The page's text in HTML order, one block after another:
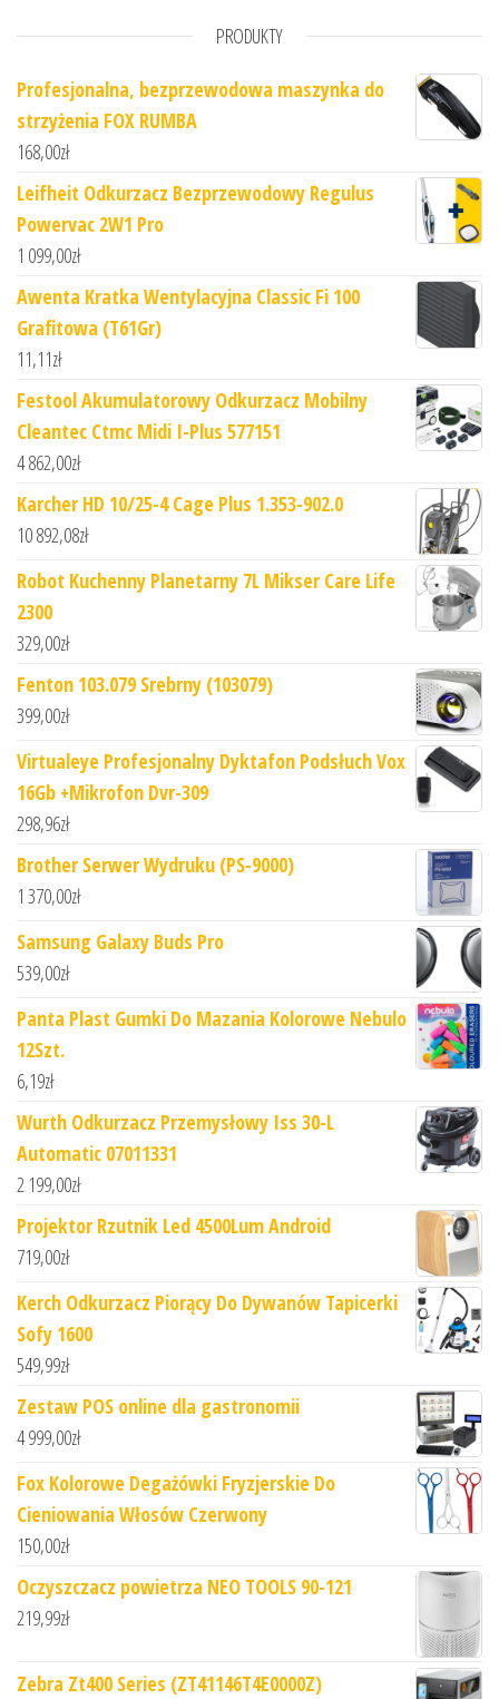
PRODUKTY
Profesjonalna, bezprzewodowa maszynka do
strzyżenia FOX RUMBA
168,00zł
Leifheit Odkurzacz Bezprzewodowy Regulus
Powervac 2W1 Pro
1 099,00zł
Awenta Kratka Wentylacyjna Classic Fi 100
Grafitowa (T61Gr)
11,11zł
Festool Akumulatorowy Odkurzacz Mobilny
Cleantec Ctmc Midi I-Plus 577151
4 862,00zł
Karcher HD 10/25-4 Cage Plus 1.353-902.0
10 892,08zł
Robot Kuchenny Planetarny 7L Mikser Care Life
2300
329,00zł
Fenton 103.079 Srebrny (103079)
399,00zł
Virtualeye Profesjonalny Dyktafon Podsłuch Vox
16Gb +Mikrofon Dvr-309
298,96zł
Brother Serwer Wydruku (PS-9000)
1 370,00zł
Samsung Galaxy Buds Pro
539,00zł
Panta Plast Gumki Do Mazania Kolorowe Nebulo
12Szt.
6,19zł
Wurth Odkurzacz Przemysłowy Iss 30-L
Automatic 07011331
2 199,00zł
Projektor Rzutnik Led 4500Lum Android
719,00zł
Kerch Odkurzacz Piorący Do Dywanów Tapicerki
Sofy 1600
549,99zł
Zestaw POS online dla gastronomii
4 999,00zł
Fox Kolorowe Degażówki Fryzjerskie Do
Cieniowania Włosów Czerwony
150,00zł
Oczyszczacz powietrza NEO TOOLS 90-121
219,99zł
Zebra Zt400 Series (ZT41146T4E0000Z)